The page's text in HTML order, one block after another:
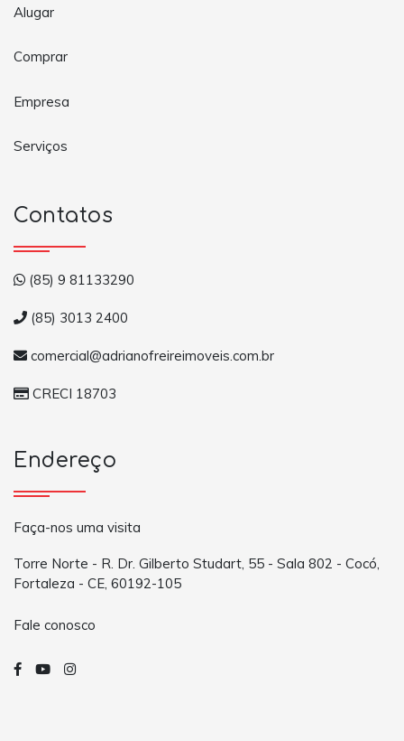
Alugar
Comprar
Empresa
Serviços
Contatos
(85) 9 81133290
(85) 3013 2400
comercial@adrianofreireimoveis.com.br
CRECI 18703
Endereço
Faça-nos uma visita
Torre Norte - R. Dr. Gilberto Studart, 55 - Sala 802 - Cocó,
Fortaleza - CE, 60192-105
Fale conosco